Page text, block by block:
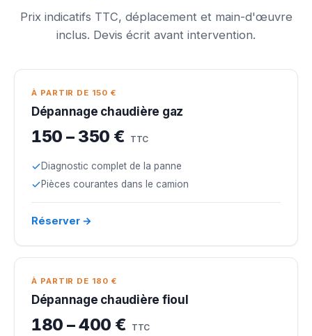
Prix indicatifs TTC, déplacement et main-d'œuvre
inclus. Devis écrit avant intervention.
À PARTIR DE 150 €
Dépannage chaudière gaz
150 – 350 € TTC
Diagnostic complet de la panne
Pièces courantes dans le camion
Réserver →
À PARTIR DE 180 €
Dépannage chaudière fioul
180 – 400 € TTC